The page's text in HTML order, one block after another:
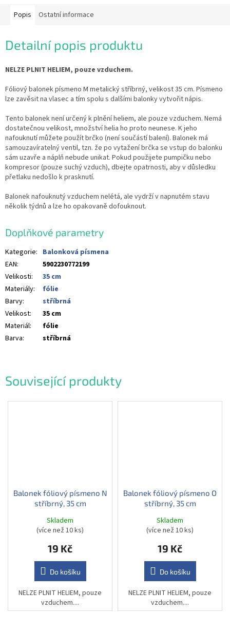
Související produkty
Balonek fóliový písmeno N
stříbrný, 35 cm
Skladem
(více než 10 ks)
19 Kč
Do košíku
NELZE PLNIT HELIEM, pouze
vzduchem....
Balonek fóliový písmeno O
stříbrný, 35 cm
Skladem
(více než 10 ks)
19 Kč
Do košíku
NELZE PLNIT HELIEM, pouze
vzduchem....
Popis Ostatní informace
Detailní popis produktu
NELZE PLNIT HELIEM, pouze vzduchem.
Fóliový balonek písmeno M metalický stříbrný, velikost 35 cm. Písmeno
lze zavěsit na vlasec a tím spolu s dalšími balonky vytvořit nápis.
Tento balonek není určený k plnění heliem, ale pouze vzduchem. Nemá
dostatečnou velikost, množství helia ho proto neunese. K jeho
nafouknutí můžete použít brčko (není součástí balení). Balonek má
samouzavíratelný ventil, tzn. že po vytažení brčka se vstup do balonku
sám uzavře a náplň nebude unikat. Pokud použijete pumpičku nebo
kompresor (pouze suchý vzduch), dbejte opatrnosti, aby v důsledku
přetlaku nedošlo k prasknutí.
Balonek nafouknutý vzduchem nelétá, ale vydrží v napnutém stavu
několik týdnů a lze ho opakovaně dofouknout.
Doplňkové parametry
Kategorie: Balonková písmena
EAN:
5902230772199
Velikosti:
35 cm
Materiály:
fólie
Barvy:
stříbrná
Velikost:
35 cm
Materiál:
fólie
Barva: stříbrná